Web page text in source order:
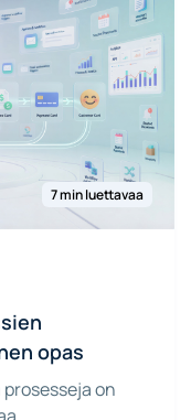
7 min luettavaa
opas
on